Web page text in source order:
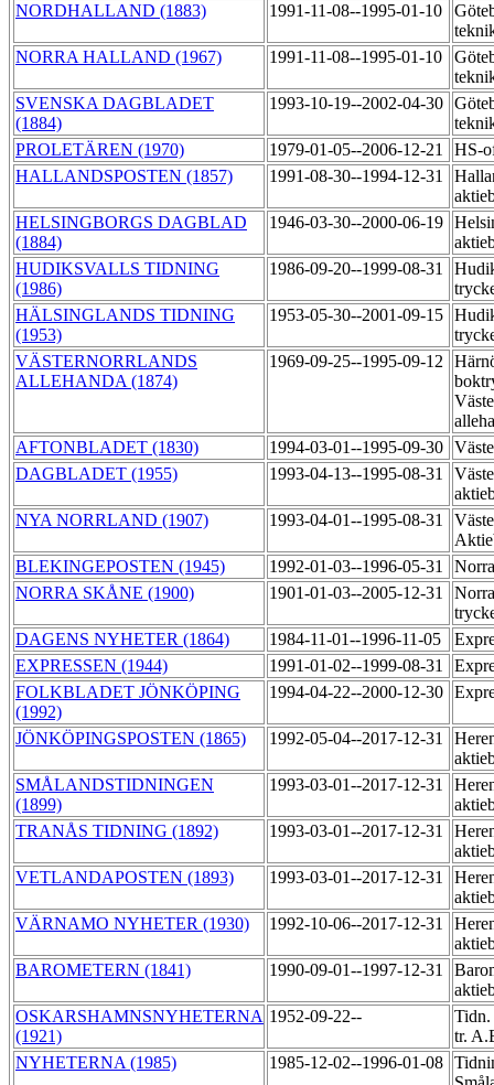
NORDHALLAND (1883)
1991-11-08--1995-01-10
NORRA HALLAND (1967)
1991-11-08--1995-01-10
SVENSKA DAGBLADET
(1884)
1993-10-19--2002-04-30
PROLETÄREN (1970)
1979-01-05--2006-12-21
HS-
HALLANDSPOSTEN (1857)
1991-08-30--1994-12-31
HELSINGBORGS DAGBLAD
(1884)
1946-03-30--2000-06-19
HUDIKSVALLS TIDNING
(1986)
1986-09-20--1999-08-31
HÄLSINGLANDS TIDNING
(1953)
1953-05-30--2001-09-15
VÄSTERNORRLANDS
ALLEHANDA (1874)
1969-09-25--1995-09-12
AFTONBLADET (1830)
1994-03-01--1995-09-30
DAGBLADET (1955)
1993-04-13--1995-08-31
NYA NORRLAND (1907)
1993-04-01--1995-08-31
BLEKINGEPOSTEN (1945)
1992-01-03--1996-05-31
NORRA SKÅNE (1900)
1901-01-03--2005-12-31
DAGENS NYHETER (1864)
1984-11-01--1996-11-05
EXPRESSEN (1944)
1991-01-02--1999-08-31
FOLKBLADET JÖNKÖPING
(1992)
1994-04-22--2000-12-30
JÖNKÖPINGSPOSTEN (1865) 1992-05-04--2017-12-31
SMÅLANDSTIDNINGEN
(1899)
1993-03-01--2017-12-31
TRANÅS TIDNING (1892)
1993-03-01--2017-12-31
VETLANDAPOSTEN (1893)
1993-03-01--2017-12-31
VÄRNAMO NYHETER (1930)
1992-10-06--2017-12-31
BAROMETERN (1841)
1990-09-01--1997-12-31
OSKARSHAMNSNYHETERNA
(1921)
1952-09-22--
Tidn.
tr.
NYHETERNA (1985)
1985-12-02--1996-01-08